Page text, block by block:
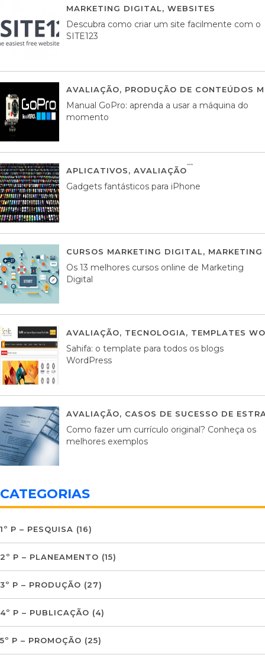
MARKETING DIGITAL, WEBSITES
Descubra como criar um site facilmente com o
SITE123
AVALIAÇÃO, PRODUÇÃO DE CONTEÚDOS
Manual GoPro: aprenda a usar a máquina do
momento
APLICATIVOS, AVALIAÇÃO
Gadgets fantásticos para iPhone
CURSOS MARKETING DIGITAL,
Os 13 melhores cursos online de Marketing
Digital
AVALIAÇÃO, TECNOLOGIA, TEMPLATES
Sahifa: o template para todos os blogs
WordPress
AVALIAÇÃO, CASOS DE SUCESSO DE
Como fazer um currículo original? Conheça os
melhores exemplos
CATEGORIAS
1º P – PESQUISA (16)
2º P – PLANEAMENTO (15)
3º P – PRODUÇÃO (27)
4º P – PUBLICAÇÃO (4)
5º P – PROMOÇÃO (25)